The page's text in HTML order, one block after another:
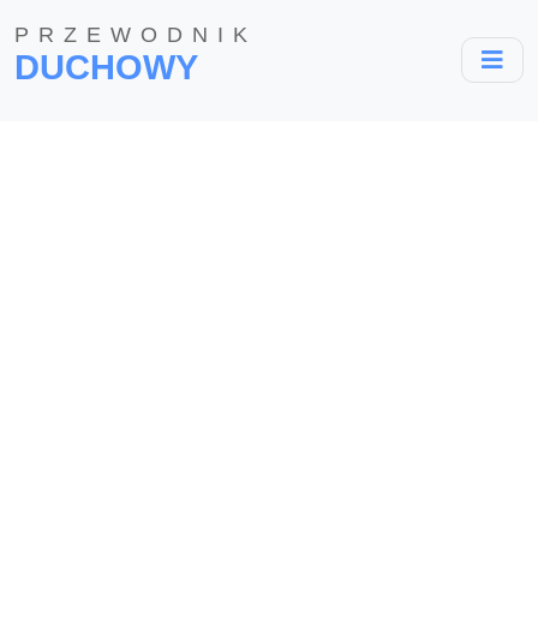
PRZEWODNIK
DUCHOWY